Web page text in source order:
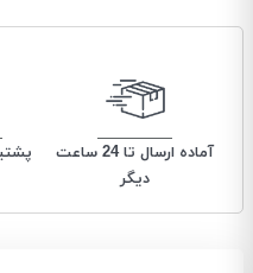
آماده ارسال تا 24 ساعت
دیگر